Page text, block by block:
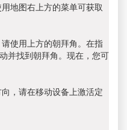
地图右上方的菜单可获取
使用上方的朝拜角。在指
并找到朝拜角。现在，您可
，请在移动设备上激活定